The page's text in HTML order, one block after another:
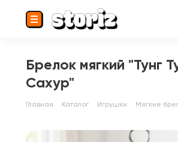
Брелок мягкий "Тунг
Сахур"
Главная Каталог Игрушки Мягкие